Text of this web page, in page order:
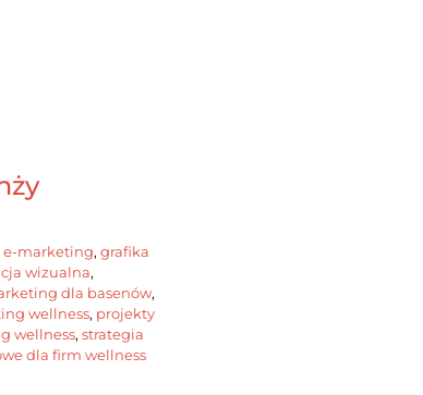
e-marketing, grafika
wizualna,
dla basenów,
wellness, projekty
wellness, strategia
dla firm wellness